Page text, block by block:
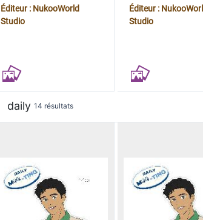
Éditeur : NukooWorld
Studio
Éditeur :
Studio
daily 14 résultats